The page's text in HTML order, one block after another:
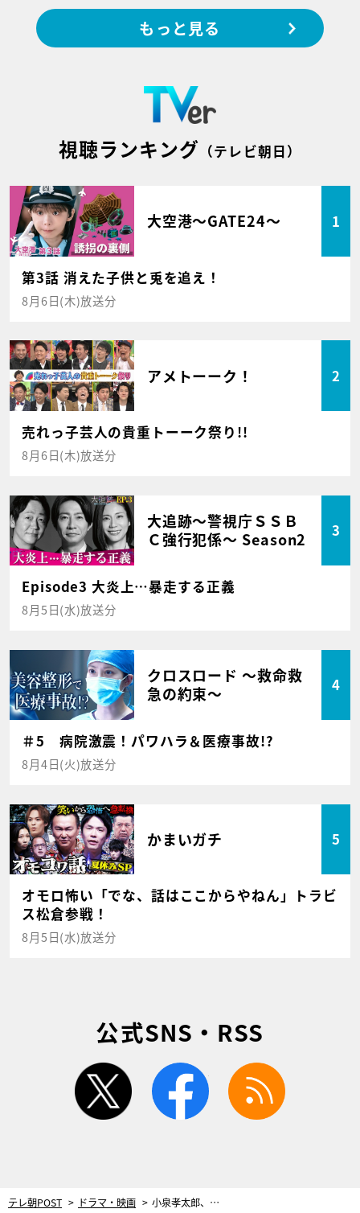
もっと見る
視聴ランキング （テレビ朝日）
大空港～GATE24～ 1
第3話 消えた子供と兎を追え！
8月6日(木)放送分
アメトーーク！ 2
売れっ子芸人の貴重トーーク祭り!!
8月6日(木)放送分
大追跡～警視庁ＳＳＢ
Ｃ強行犯係～ Season2
3
Episode3 大炎上…暴走する正義
8月5日(水)放送分
クロスロード ～救命救
急の約束～
4
＃5 病院激震！パワハラ＆医療事故!?
8月4日(火)放送分
かまいガチ 5
オモロ怖い「でな、話はここからやねん」トラビ
ス松倉参戦！
8月5日(水)放送分
公式SNS・RSS
twitter facebook
テレ朝POST ドラマ・映画 小泉孝太郎、彼女と別れた“重い理由”を告白！意外な恋の結末に拍手!?＜僕のあざとい元カノ＞